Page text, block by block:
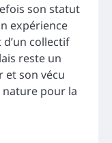
son statut
expérience
collectif
reste un
et son vécu
pour la